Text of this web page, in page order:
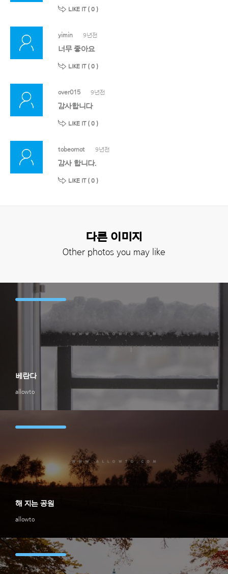
LIKE IT ( 0 )
yimin 9년전
너무 좋아요
LIKE IT ( 0 )
over015 9년전
감사합니다
LIKE IT ( 0 )
tobeornot 9년전
감사 합니다.
LIKE IT ( 0 )
다른 이미지
Other photos you may like
allowto
베란다
allowto
해 지는 공원